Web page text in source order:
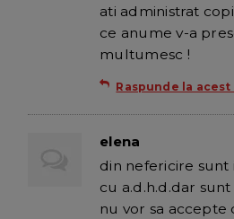
ati administrat
ce anume v-a
multumesc !
Raspunde la
elena
din nefericire
cu a.d.h.d.dar
nu vor sa